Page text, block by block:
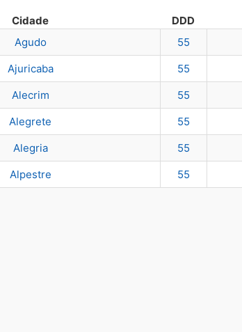
Cidade DDD
Agudo
55
Ajuricaba
55
Alecrim
55
Alegrete
55
Alegria
55
Alpestre
55